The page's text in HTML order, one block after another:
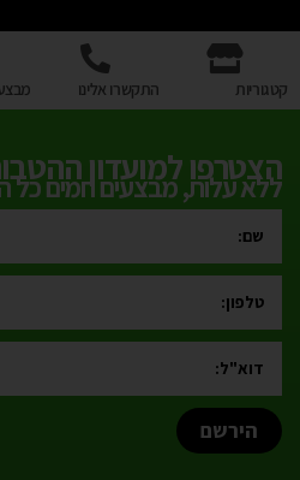
קטגוריות התקשרו אלינו
הצטרפו למועדון
ללא עלות, מבצעים חמים כל
הירשם